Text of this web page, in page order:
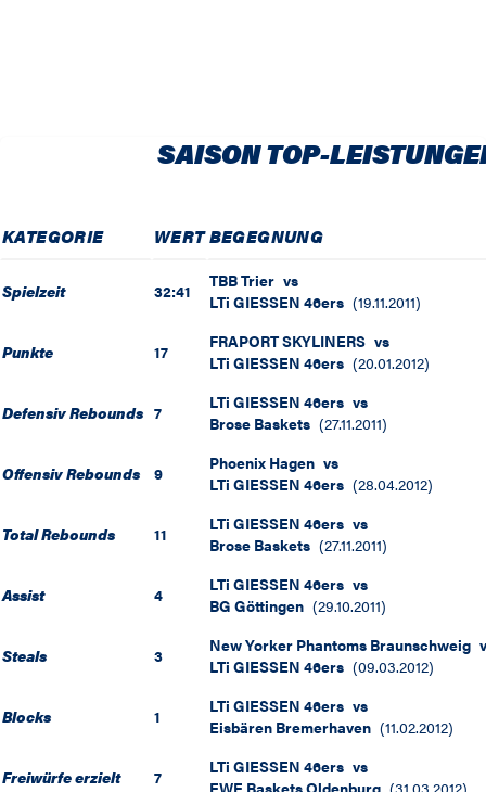
SAISON TOP-
KATEGORIE WERTBEGEGNUNG
Spielzeit 32:41 TBB Trier vs
LTi GIESSEN 46ers (19.11.2011)
Punkte 17 FRAPORT SKYLINERS vs
LTi GIESSEN 46ers (20.01.2012)
Defensiv Rebounds 7 LTi GIESSEN 46ers vs
Brose Baskets (27.11.2011)
Offensiv Rebounds 9 Phoenix Hagen vs
LTi GIESSEN 46ers (28.04.2012)
Total Rebounds 11 LTi GIESSEN 46ers vs
Brose Baskets (27.11.2011)
Assist 4 LTi GIESSEN 46ers vs
BG Göttingen (29.10.2011)
Steals 3 New Yorker Phantoms Braunschweig
LTi GIESSEN 46ers (09.03.2012)
Blocks 1 LTi GIESSEN 46ers vs
Eisbären Bremerhaven (11.02.2012)
Freiwürfe erzielt 7 LTi GIESSEN 46ers vs